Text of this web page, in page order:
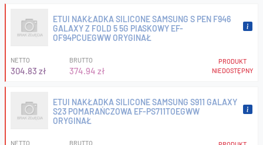
ETUI NAKŁADKA SILICONE SAMSUNG S PEN F946
GALAXY Z FOLD 5 5G PIASKOWY EF-
OF94PCUEGWW ORYGINAŁ
NETTO
304.83 zł
BRUTTO
374.94 zł
PRODUKT
NIEDOSTĘPNY
ETUI NAKŁADKA SILICONE SAMSUNG S911 GALAXY
S23 POMARAŃCZOWA EF-PS711TOEGWW
ORYGINAŁ
NETTO BRUTTO